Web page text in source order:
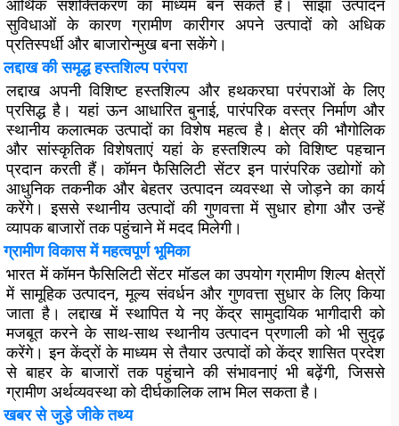
आर्थिक सशक्तिकरण का माध्यम बन सकते हैं। साझा उत्पादन
सुविधाओं के कारण ग्रामीण कारीगर अपने उत्पादों को अधिक
प्रतिस्पर्धी और बाजारोन्मुख बना सकेंगे।
लद्दाख की समृद्ध हस्तशिल्प परंपरा
लद्दाख अपनी विशिष्ट हस्तशिल्प और हथकरघा परंपराओं के लिए
प्रसिद्ध है। यहां ऊन आधारित बुनाई, पारंपरिक वस्त्र निर्माण और
स्थानीय कलात्मक उत्पादों का विशेष महत्व है। क्षेत्र की भौगोलिक
और सांस्कृतिक विशेषताएं यहां के हस्तशिल्प को विशिष्ट पहचान
प्रदान करती हैं। कॉमन फैसिलिटी सेंटर इन पारंपरिक उद्योगों को
आधुनिक तकनीक और बेहतर उत्पादन व्यवस्था से जोड़ने का कार्य
करेंगे। इससे स्थानीय उत्पादों की गुणवत्ता में सुधार होगा और उन्हें
व्यापक बाजारों तक पहुंचाने में मदद मिलेगी।
ग्रामीण विकास में महत्वपूर्ण भूमिका
भारत में कॉमन फैसिलिटी सेंटर मॉडल का उपयोग ग्रामीण शिल्प क्षेत्रों
में सामूहिक उत्पादन, मूल्य संवर्धन और गुणवत्ता सुधार के लिए किया
जाता है। लद्दाख में स्थापित ये नए केंद्र सामुदायिक भागीदारी को
मजबूत करने के साथ-साथ स्थानीय उत्पादन प्रणाली को भी सुदृढ़
करेंगे। इन केंद्रों के माध्यम से तैयार उत्पादों को केंद्र शासित प्रदेश
से बाहर के बाजारों तक पहुंचाने की संभावनाएं भी बढ़ेंगी, जिससे
ग्रामीण अर्थव्यवस्था को दीर्घकालिक लाभ मिल सकता है।
खबर से जुड़े जीके तथ्य